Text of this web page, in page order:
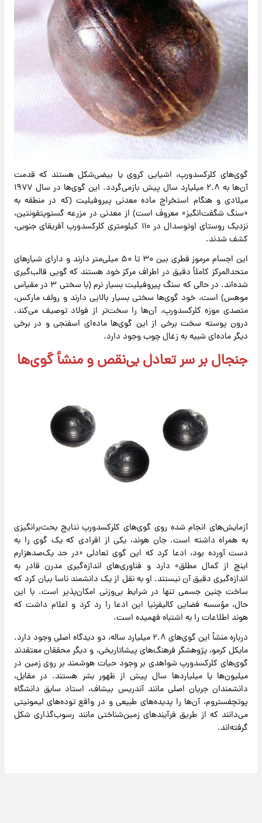
گوی‌های کلرکسدورپ، اشیایی کروی یا بیضی‌شکل هستند که قدمت
آن‌ها به ۲.۸ میلیارد سال پیش بازمی‌گردد. این گوی‌ها در سال ۱۹۷۷
میلادی و هنگام استخراج ماده معدنی پیروفیلیت (که در منطقه به
«سنگ شگفت‌انگیز» معروف است) از معدنی در مزرعه گستوپتفونتین،
نزدیک روستای اوتوسدال در ۱۱۰ کیلومتری کلرکسدورپ آفریقای جنوبی،
کشف شدند.
این اجسام مرموز قطری بین ۳۰ تا ۵۰ میلی‌متر دارند و دارای شیارهای
متحدالمرکز کاملاً دقیق در اطراف مرکز خود هستند که گویی قالب‌گیری
شده‌اند. در حالی که سنگ پیروفیلیت بسیار نرم (با سختی ۳ در مقیاس
موهس) است، خود گوی‌ها سختی بسیار بالایی دارند و رولف مارکس،
متصدی موزه کلرکسدورپ، آن‌ها را سخت‌تر از فولاد توصیف می‌کند.
درون پوسته سخت برخی از این گوی‌ها ماده‌ای اسفنجی و در برخی
دیگر ماده‌ای شبیه به زغال چوب وجود دارد.
جنجال بر سر تعادل بی‌نقص و منشأ گوی‌ها
آزمایش‌های انجام شده روی گوی‌های کلرکسدورپ نتایج بحث‌برانگیزی
به همراه داشته است. جان هوند، یکی از افرادی که یک گوی را به
دست آورده بود، ادعا کرد که این گوی تعادلی «در حد یک‌صدهزارم
اینچ از کمال مطلق» دارد و فناوری‌های اندازه‌گیری مدرن قادر به
اندازه‌گیری دقیق آن نیستند. او به نقل از یک دانشمند ناسا بیان کرد که
ساخت چنین جسمی تنها در شرایط بی‌وزنی امکان‌پذیر است. با این
حال، مؤسسه فضایی کالیفرنیا این ادعا را رد کرد و اعلام داشت که
هوند اطلاعات را به اشتباه فهمیده است.
درباره منشأ این گوی‌های ۲.۸ میلیارد ساله، دو دیدگاه اصلی وجود دارد.
مایکل کرمو، پژوهشگر فرهنگ‌های پیشاتاریخی، و دیگر محققان معتقدند
گوی‌های کلرکسدورپ شواهدی بر وجود حیات هوشمند بر روی زمین در
میلیون‌ها یا میلیاردها سال پیش از ظهور بشر هستند. در مقابل،
دانشمندان جریان اصلی مانند آندریس بیشاف، استاد سابق دانشگاه
پوتچفستروم، آن‌ها را پدیده‌های طبیعی و در واقع توده‌های لیمونیتی
می‌دانند که از طریق فرآیندهای زمین‌شناختی مانند رسوب‌گذاری شکل
گرفته‌اند.